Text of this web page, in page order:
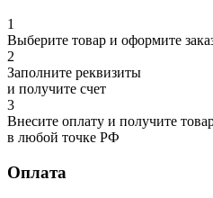
1
Выберите товар и оформите
2
Заполните реквизиты
и получите счет
3
Внесите оплату и получите
в любой точке РФ
Оплата